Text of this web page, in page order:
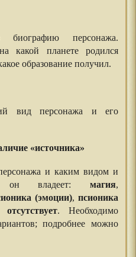
персонажа.
какой планете родился
образование получил.
вид персонажа и его
«источника»
и каким видом и
он владеет: магия,
(эмоции), псионика
. Необходимо
подробнее можно